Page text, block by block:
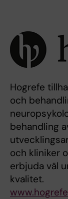
Hogrefe
och
behandling
och kliniker
erbjuda väl
kvalitet.